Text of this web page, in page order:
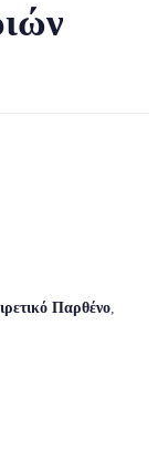
Παρθένο,